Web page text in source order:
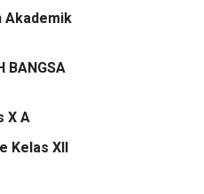
Akademik
BANGSA
X A
Kelas XII